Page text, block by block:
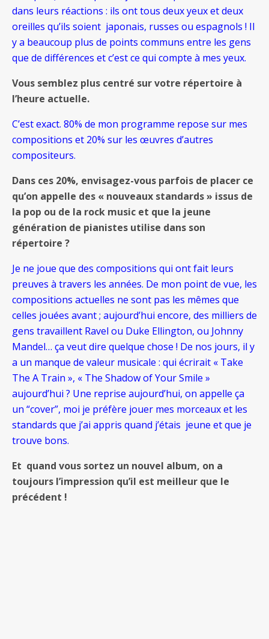
dans leurs réactions : ils ont tous deux yeux et deux
oreilles qu’ils soient japonais, russes ou espagnols ! Il
y a beaucoup plus de points communs entre les gens
que de différences et c’est ce qui compte à mes yeux.
Vous semblez plus centré sur votre répertoire à
l’heure actuelle.
C’est exact. 80% de mon programme repose sur mes
compositions et 20% sur les œuvres d’autres
compositeurs.
Dans ces 20%, envisagez-vous parfois de placer ce
qu’on appelle des « nouveaux standards » issus de
la pop ou de la rock music et que la jeune
génération de pianistes utilise dans son
répertoire ?
Je ne joue que des compositions qui ont fait leurs
preuves à travers les années. De mon point de vue, les
compositions actuelles ne sont pas les mêmes que
celles jouées avant ; aujourd’hui encore, des milliers de
gens travaillent Ravel ou Duke Ellington, ou Johnny
Mandel… ça veut dire quelque chose ! De nos jours, il y
a un manque de valeur musicale : qui écrirait « Take
The A Train », « The Shadow of Your Smile »
aujourd’hui ? Une reprise aujourd’hui, on appelle ça
un “cover”, moi je préfère jouer mes morceaux et les
standards que j’ai appris quand j’étais jeune et que je
trouve bons.
Et quand vous sortez un nouvel album, on a
toujours l’impression qu’il est meilleur que le
précédent !